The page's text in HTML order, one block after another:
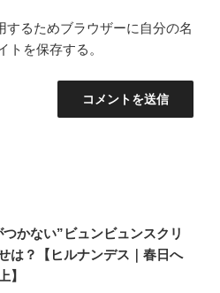
するためブラウザーに自分の名
トを保存する。
つかない”ビュンビュンスクリ
は？【ヒルナンデス｜春日へ
】